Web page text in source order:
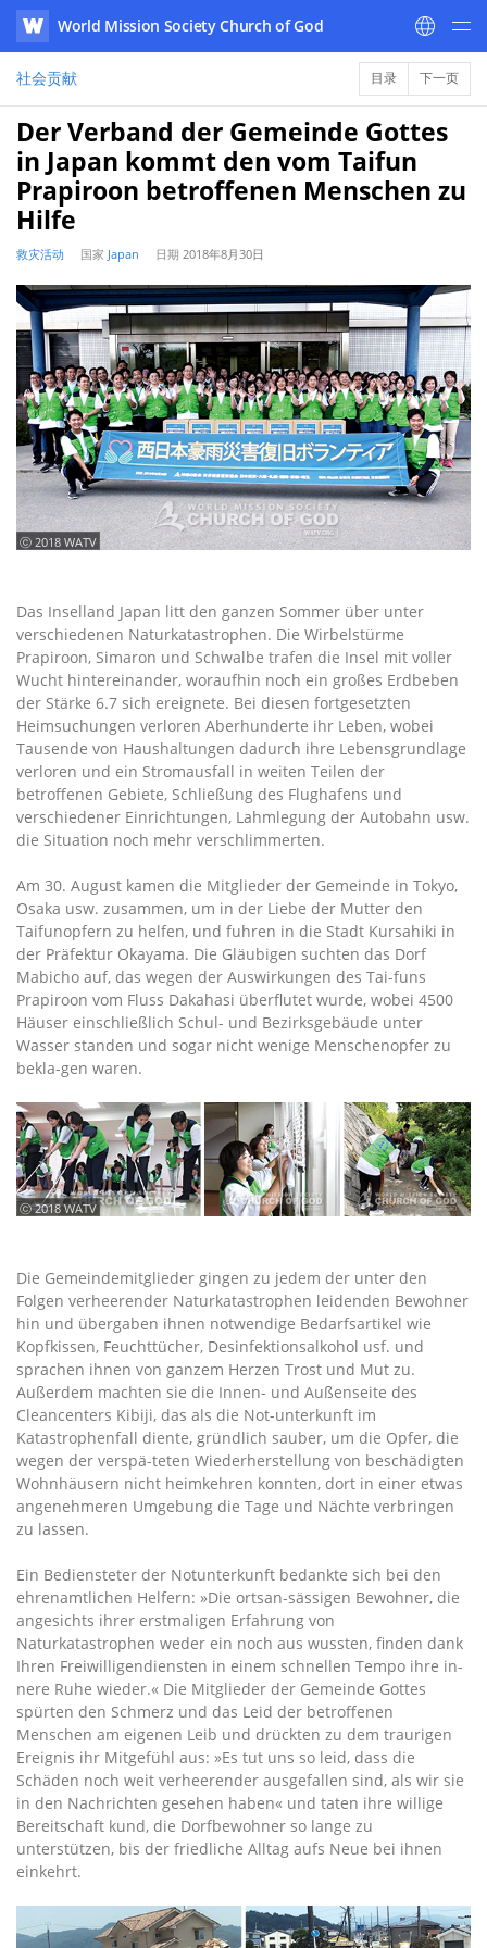
WATV
World Mission Society Church of God
社会贡献 目录 下一页
Der Verband der Gemeinde Gottes
in Japan kommt den vom Taifun
Prapiroon betroffenen Menschen zu
Hilfe
救灾活动 国家 Japan 日期 2018年8月30日
ⓒ 2018 WATV
Das Inselland Japan litt den ganzen Sommer über unter
verschiedenen Naturkatastrophen. Die Wirbelstürme
Prapiroon, Simaron und Schwalbe trafen die Insel mit voller
Wucht hintereinander, woraufhin noch ein großes Erdbeben
der Stärke 6.7 sich ereignete. Bei diesen fortgesetzten
Heimsuchungen verloren Aberhunderte ihr Leben, wobei
Tausende von Haushaltungen dadurch ihre Lebensgrundlage
verloren und ein Stromausfall in weiten Teilen der
betroffenen Gebiete, Schließung des Flughafens und
verschiedener Einrichtungen, Lahmlegung der Autobahn usw.
die Situation noch mehr verschlimmerten.
Am 30. August kamen die Mitglieder der Gemeinde in Tokyo,
Osaka usw. zusammen, um in der Liebe der Mutter den
Taifunopfern zu helfen, und fuhren in die Stadt Kursahiki in
der Präfektur Okayama. Die Gläubigen suchten das Dorf
Mabicho auf, das wegen der Auswirkungen des Tai-funs
Prapiroon vom Fluss Dakahasi überflutet wurde, wobei 4500
Häuser einschließlich Schul- und Bezirksgebäude unter
Wasser standen und sogar nicht wenige Menschenopfer zu
bekla-gen waren.
ⓒ 2018 WATV
Die Gemeindemitglieder gingen zu jedem der unter den
Folgen verheerender Naturkatastrophen leidenden Bewohner
hin und übergaben ihnen notwendige Bedarfsartikel wie
Kopfkissen, Feuchttücher, Desinfektionsalkohol usf. und
sprachen ihnen von ganzem Herzen Trost und Mut zu.
Außerdem machten sie die Innen- und Außenseite des
Cleancenters Kibiji, das als die Not-unterkunft im
Katastrophenfall diente, gründlich sauber, um die Opfer, die
wegen der verspä-teten Wiederherstellung von beschädigten
Wohnhäusern nicht heimkehren konnten, dort in einer etwas
angenehmeren Umgebung die Tage und Nächte verbringen
zu lassen.
Ein Bediensteter der Notunterkunft bedankte sich bei den
ehrenamtlichen Helfern: »Die ortsan-sässigen Bewohner, die
angesichts ihrer erstmaligen Erfahrung von
Naturkatastrophen weder ein noch aus wussten, finden dank
Ihren Freiwilligendiensten in einem schnellen Tempo ihre in-
nere Ruhe wieder.« Die Mitglieder der Gemeinde Gottes
spürten den Schmerz und das Leid der betroffenen
Menschen am eigenen Leib und drückten zu dem traurigen
Ereignis ihr Mitgefühl aus: »Es tut uns so leid, dass die
Schäden noch weit verheerender ausgefallen sind, als wir sie
in den Nachrichten gesehen haben« und taten ihre willige
Bereitschaft kund, die Dorfbewohner so lange zu
unterstützen, bis der friedliche Alltag aufs Neue bei ihnen
einkehrt.